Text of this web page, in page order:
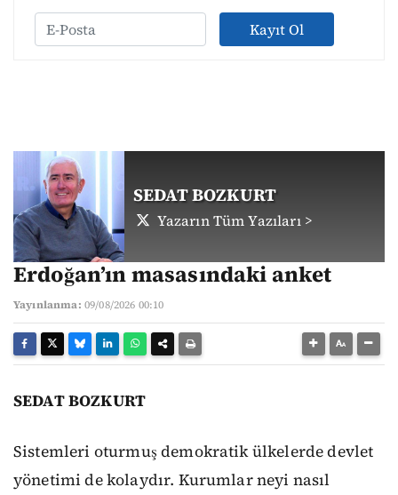
Kayıt Ol
SEDAT BOZKURT
Yazarın Tüm Yazıları >
Erdoğan’ın masasındaki anket
Yayınlanma: 09/08/2026 00:10
SEDAT BOZKURT
Sistemleri oturmuş demokratik ülkelerde devlet
yönetimi de kolaydır. Kurumlar neyi nasıl